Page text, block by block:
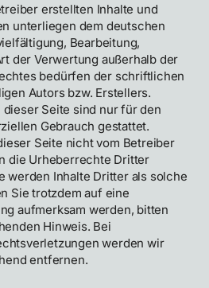
erstellten Inhalte und
unterliegen dem deutschen
Bearbeitung,
der Verwertung außerhalb der
bedürfen der schriftlichen
Autors bzw. Erstellers.
dieser Seite sind nur für den
Gebrauch gestattet.
Seite nicht vom Betreiber
die Urheberrechte Dritter
werden Inhalte Dritter als solche
Sie trotzdem auf eine
aufmerksam werden, bitten
Hinweis. Bei
werden wir
entfernen.